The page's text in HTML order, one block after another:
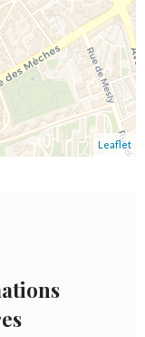
Leaflet